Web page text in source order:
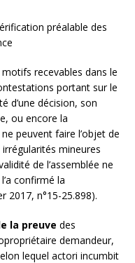
préalable des
recevables dans le
portant sur le
d’une décision, son
ou encore la
peuvent faire l’objet de
mineures
de l’assemblée ne
confirmé la
2017, n°15-25.898).
la preuve des
demandeur,
lequel actori incumbit